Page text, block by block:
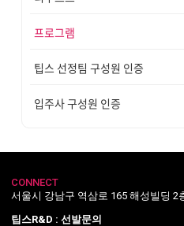
프로그램
팁스 선정팀 구성원 인증
입주사 구성원 인증
CONNECT
서울시 강남구 역삼로 165 해성빌딩 2
팁스R&D : 선발문의